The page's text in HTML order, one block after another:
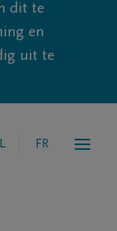
dit te
en
uit te
FR